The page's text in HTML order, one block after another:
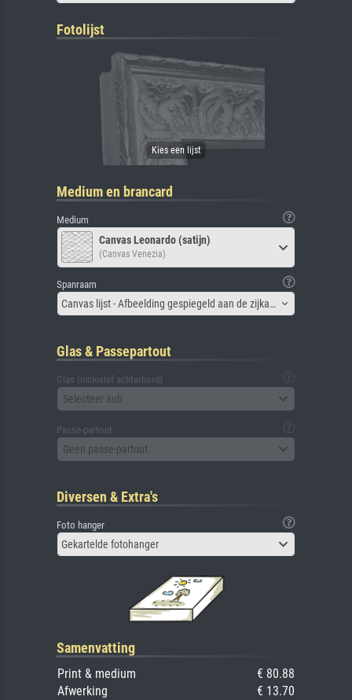
Fotolijst
Medium en brancard
Medium
Canvas Leonardo (satijn)
(Canvas Venezia)
Spanraam
Canvas lijst - Afbeelding gespiegeld aan de zijkant
Glas & Passepartout
Glas (inclusief achterbord)
Selecteer aub
Passe-partout
Geen passe-partout
Diversen & Extra's
Foto hanger
Gekartelde fotohanger
Samenvatting
Print & medium
€ 80.88
Afwerking
€ 13.70